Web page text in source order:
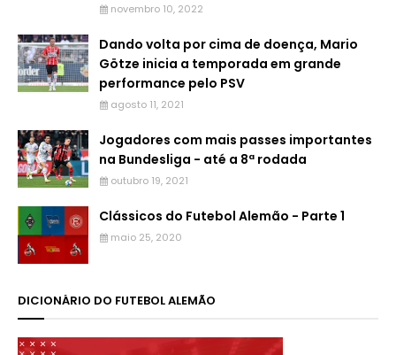
novembro 10, 2022
Dando volta por cima de doença, Mario
Götze inicia a temporada em grande
performance pelo PSV
agosto 11, 2021
Jogadores com mais passes importantes
na Bundesliga - até a 8ª rodada
outubro 19, 2021
Clássicos do Futebol Alemão - Parte 1
maio 25, 2020
DICIONÁRIO DO FUTEBOL ALEMÃO